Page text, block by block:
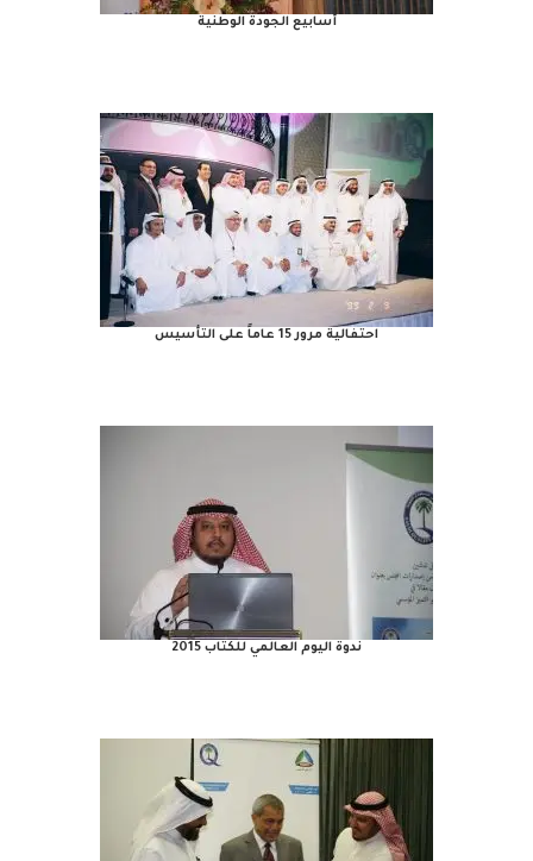
أسابيع الجودة الوطنية
احتفالية مرور 15 عاماً على التأسيس
ندوة اليوم العالمي للكتاب 2015